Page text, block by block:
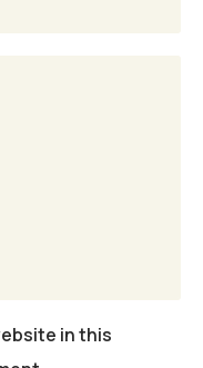
in this